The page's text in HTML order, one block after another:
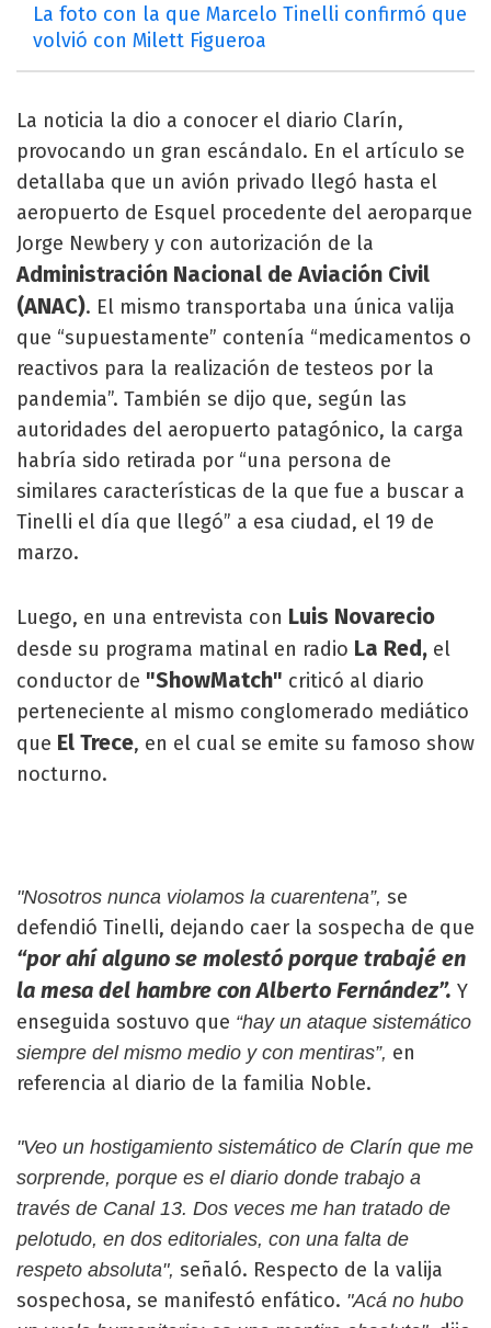
La foto con la que Marcelo Tinelli confirmó que
volvió con Milett Figueroa
La noticia la dio a conocer el diario Clarín,
provocando un gran escándalo. En el artículo se
detallaba que un avión privado llegó hasta el
aeropuerto de Esquel procedente del aeroparque
Jorge Newbery y con autorización de la
Administración Nacional de Aviación Civil
(ANAC). El mismo transportaba una única valija
que “supuestamente” contenía “medicamentos o
reactivos para la realización de testeos por la
pandemia”. También se dijo que, según las
autoridades del aeropuerto patagónico, la carga
habría sido retirada por “una persona de
similares características de la que fue a buscar a
Tinelli el día que llegó” a esa ciudad, el 19 de
marzo.
Luego, en una entrevista con Luis Novarecio
desde su programa matinal en radio La Red, el
conductor de "ShowMatch" criticó al diario
perteneciente al mismo conglomerado mediático
que El Trece, en el cual se emite su famoso show
nocturno.
"Nosotros nunca violamos la cuarentena”, se
defendió Tinelli, dejando caer la sospecha de que
“por ahí alguno se molestó porque trabajé en
la mesa del hambre con Alberto Fernández”. Y
enseguida sostuvo que “hay un ataque sistemático
siempre del mismo medio y con mentiras”, en
referencia al diario de la familia Noble.
"Veo un hostigamiento sistemático de Clarín que me
sorprende, porque es el diario donde trabajo a
través de Canal 13. Dos veces me han tratado de
pelotudo, en dos editoriales, con una falta de
respeto absoluta", señaló. Respecto de la valija
sospechosa, se manifestó enfático. "Acá no hubo